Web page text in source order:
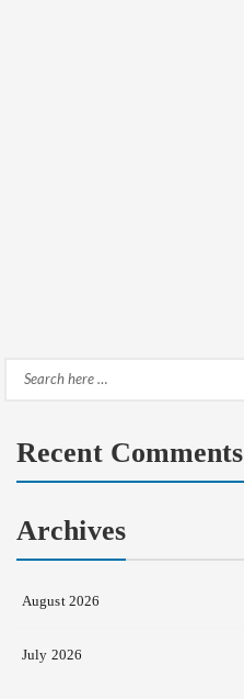
Search
Recent Comments
Archives
August 2026
July 2026